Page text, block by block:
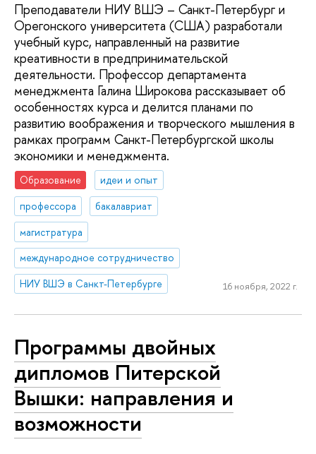
Преподаватели НИУ ВШЭ – Санкт-Петербург и
Орегонского университета (США) разработали
учебный курс, направленный на развитие
креативности в предпринимательской
деятельности. Профессор департамента
менеджмента Галина Широкова рассказывает об
особенностях курса и делится планами по
развитию воображения и творческого мышления в
рамках программ Санкт-Петербургской школы
экономики и менеджмента.
Образование
идеи и опыт
профессора
бакалавриат
магистратура
международное сотрудничество
НИУ ВШЭ в Санкт-Петербурге
16 ноября, 2022 г.
Программы двойных
дипломов Питерской
Вышки: направления и
возможности